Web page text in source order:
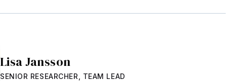
Lisa Jansson
SENIOR RESEARCHER, TEAM LEAD